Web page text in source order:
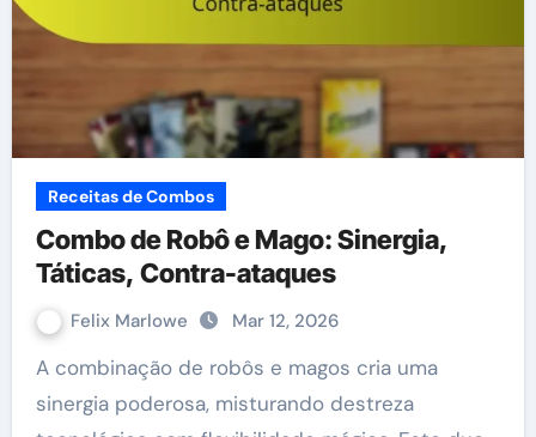
Receitas de Combos
Combo de Robô e Mago: Sinergia,
Táticas, Contra-ataques
Felix Marlowe Mar 12, 2026
A combinação de robôs e magos cria uma
sinergia poderosa, misturando destreza